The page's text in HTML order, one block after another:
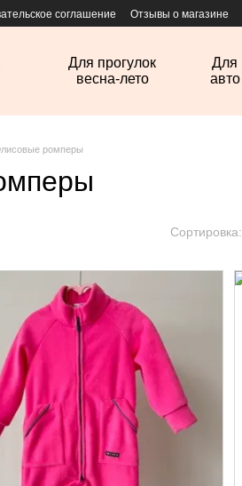
соглашение Отзывы о магазине
Для прогулок
весна-лето
Для
авто
ромперы
Сортировка: